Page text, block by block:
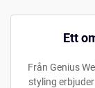
Ett
Från Genius
styling